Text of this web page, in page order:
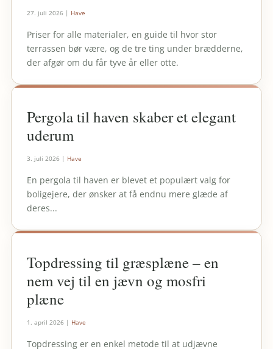
27. juli 2026 | Have
Priser for alle materialer, en guide til hvor stor
terrassen bør være, og de tre ting under brædderne,
der afgør om du får tyve år eller otte.
Pergola til haven skaber et elegant
uderum
3. juli 2026 | Have
En pergola til haven er blevet et populært valg for
boligejere, der ønsker at få endnu mere glæde af
deres...
Topdressing til græsplæne – en
nem vej til en jævn og mosfri
plæne
1. april 2026 | Have
Topdressing er en enkel metode til at udjævne